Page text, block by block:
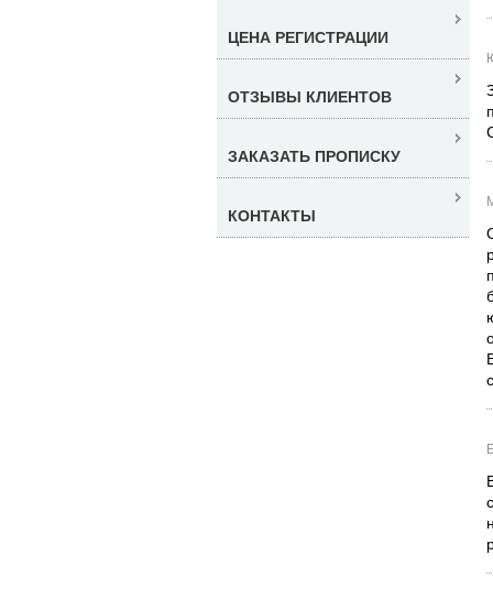
ЦЕНА РЕГИСТРАЦИИ
ОТЗЫВЫ КЛИЕНТОВ
ЗАКАЗАТЬ ПРОПИСКУ
КОНТАКТЫ